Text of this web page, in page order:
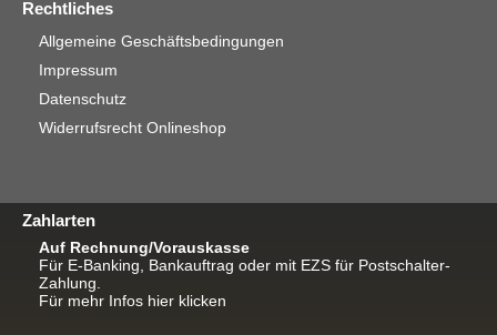
Rechtliches
Allgemeine Geschäftsbedingungen
Impressum
Datenschutz
Widerrufsrecht Onlineshop
Zahlarten
Auf Rechnung/Vorauskasse
Für E-Banking, Bankauftrag oder mit EZS für Postschalter-
Zahlung.
Für mehr Infos hier klicken